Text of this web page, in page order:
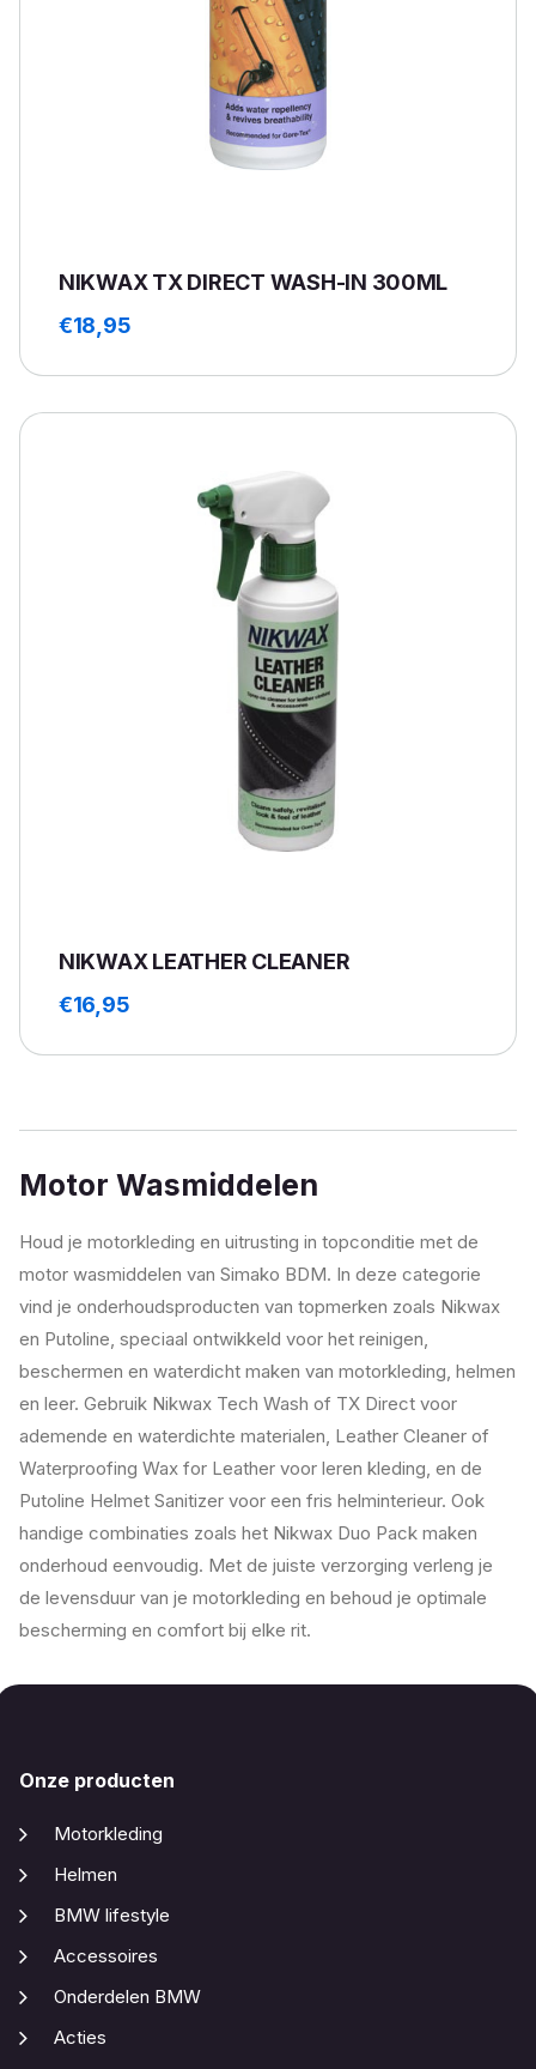
NIKWAX TX DIRECT WASH-IN 300ML
€18,95
NIKWAX LEATHER CLEANER
€16,95
Motor Wasmiddelen
Houd je motorkleding en uitrusting in topconditie met de
motor wasmiddelen van Simako BDM. In deze categorie
vind je onderhoudsproducten van topmerken zoals Nikwax
en Putoline, speciaal ontwikkeld voor het reinigen,
beschermen en waterdicht maken van motorkleding, helmen
en leer. Gebruik Nikwax Tech Wash of TX Direct voor
ademende en waterdichte materialen, Leather Cleaner of
Waterproofing Wax for Leather voor leren kleding, en de
Putoline Helmet Sanitizer voor een fris helminterieur. Ook
handige combinaties zoals het Nikwax Duo Pack maken
onderhoud eenvoudig. Met de juiste verzorging verleng je
de levensduur van je motorkleding en behoud je optimale
bescherming en comfort bij elke rit.
Onze producten
Motorkleding
Helmen
BMW lifestyle
Accessoires
Onderdelen BMW
Acties